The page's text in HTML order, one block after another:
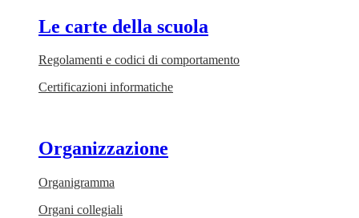
Le carte della scuola
Regolamenti e codici di comportamento
Certificazioni informatiche
Organizzazione
Organigramma
Organi collegiali